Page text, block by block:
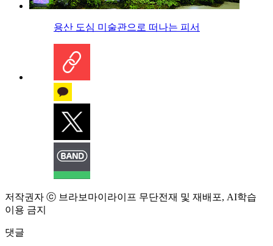
용산 도심 미술관으로 떠나는 피서
저작권자 ⓒ 브라보마이라이프 무단전재 및 재배포, AI학습
이용 금지
댓글